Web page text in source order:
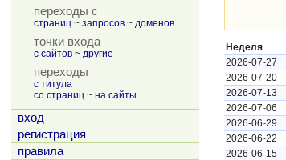
переходы с
страниц ~ запросов ~ доменов
точки входа
с сайтов ~ другие
переходы
с титула
со страниц ~ на сайты
вход
регистрация
правила
Неделя
2026-07-27
2026-07-20
2026-07-13
2026-07-06
2026-06-29
2026-06-22
2026-06-15